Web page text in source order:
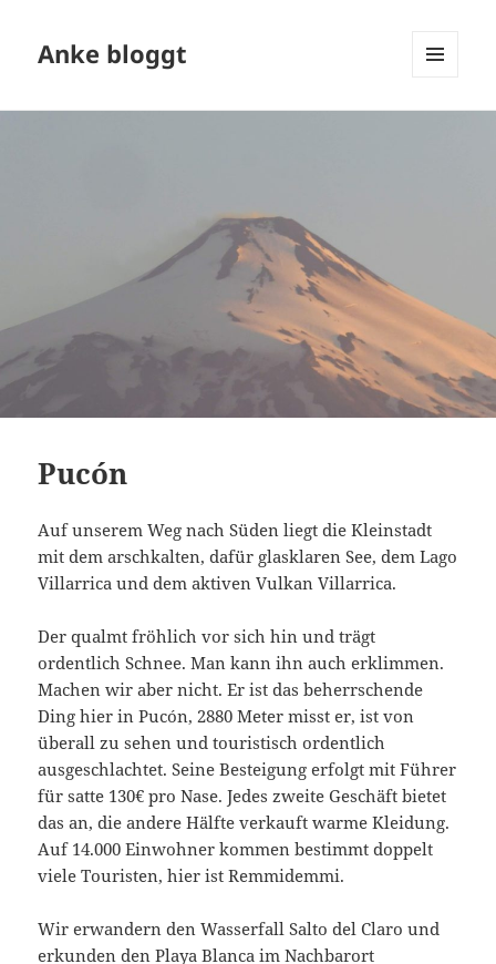
Anke bloggt
Pucón
Auf unserem Weg nach Süden liegt die Kleinstadt
mit dem arschkalten, dafür glasklaren See, dem Lago
Villarrica und dem aktiven Vulkan Villarrica.
Der qualmt fröhlich vor sich hin und trägt
ordentlich Schnee. Man kann ihn auch erklimmen.
Machen wir aber nicht. Er ist das beherrschende
Ding hier in Pucón, 2880 Meter misst er, ist von
überall zu sehen und touristisch ordentlich
ausgeschlachtet. Seine Besteigung erfolgt mit Führer
für satte 130€ pro Nase. Jedes zweite Geschäft bietet
das an, die andere Hälfte verkauft warme Kleidung.
Auf 14.000 Einwohner kommen bestimmt doppelt
viele Touristen, hier ist Remmidemmi.
Wir erwandern den Wasserfall Salto del Claro und
erkunden den Playa Blanca im Nachbarort